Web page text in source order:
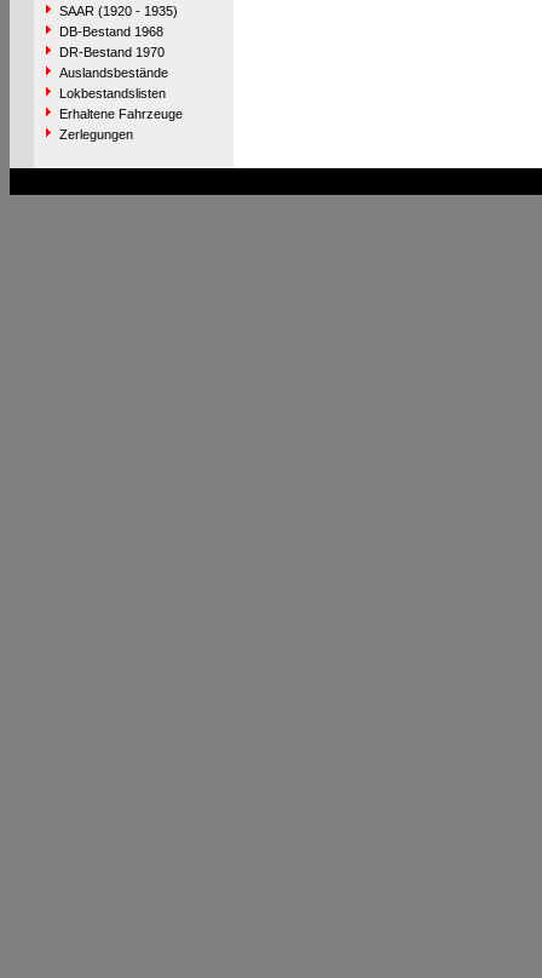
SAAR (1920 - 1935)
DB-Bestand 1968
DR-Bestand 1970
Auslandsbestände
Lokbestandslisten
Erhaltene Fahrzeuge
Zerlegungen